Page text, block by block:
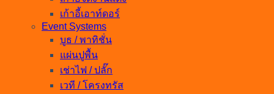
เก้าอี้เอาท์ดอร์
Event Systems
บูธ / พาทิชั่น
แผ่นปูพื้น
เช่าไฟ / ปลั๊ก
เวที / โครงทรัส